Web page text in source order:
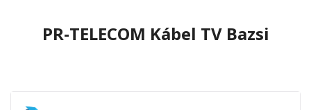
PR-TELECOM Kábel TV Bazsi